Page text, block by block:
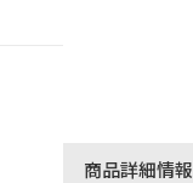
商品詳細情報